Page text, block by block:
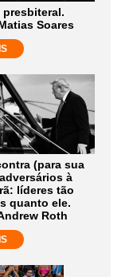
presbiteral.
Soares
(para sua
à
líderes tão
quanto ele.
Roth